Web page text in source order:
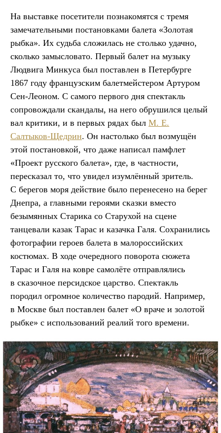
На выставке посетители познакомятся с тремя
замечательными постановками балета «Золотая
рыбка». Их судьба сложилась не столько удачно,
сколько замысловато. Первый балет на музыку
Людвига Минкуса был поставлен в Петербурге
1867 году французским балетмейстером Артуром
Сен-Леоном. С самого первого дня спектакль
сопровождали скандалы, на него обрушился целый
вал критики, и в первых рядах был М. Е.
Салтыков-Щедрин. Он настолько был возмущён
этой постановкой, что даже написал памфлет
«Проект русского балета», где, в частности,
пересказал то, что увидел изумлённый зритель.
С берегов моря действие было перенесено на берег
Днепра, а главными героями сказки вместо
безымянных Старика со Старухой на сцене
танцевали казак Тарас и казачка Галя. Сохранились
фотографии героев балета в малороссийских
костюмах. В ходе очередного поворота сюжета
Тарас и Галя на ковре самолёте отправлялись
в сказочное персидское царство. Спектакль
породил огромное количество пародий. Например,
в Москве был поставлен балет «О враче и золотой
рыбке» с использований реалий того времени.